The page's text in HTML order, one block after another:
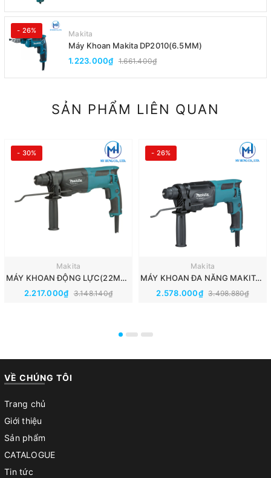
- 26% Makita
Máy Khoan Makita DP2010(6.5MM)
1.223.000₫ 1.661.400₫
SẢN PHẨM LIÊN QUAN
- 30%
Makita
MÁY KHOAN ĐỘNG LỰC(22MM) MAKITA M8700B
2.217.000₫ 3.148.140₫
- 26%
Makita
MÁY KHOAN ĐA NĂNG MAKITA M8701B(CHUÔI GÀI SDS-PLUS//26MM)
2.578.000₫ 3.498.880₫
VỀ CHÚNG TÔI
Trang chủ
Giới thiệu
Sản phẩm
CATALOGUE
Tin tức